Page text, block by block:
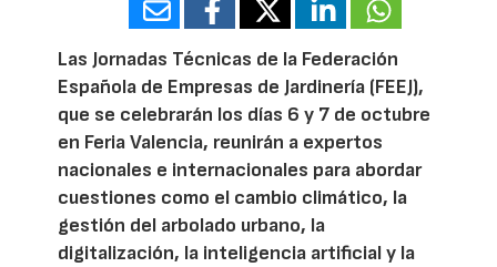
Las Jornadas Técnicas de la Federación
Española de Empresas de Jardinería (FEEJ),
que se celebrarán los días 6 y 7 de octubre
en Feria Valencia, reunirán a expertos
nacionales e internacionales para abordar
cuestiones como el cambio climático, la
gestión del arbolado urbano, la
digitalización, la inteligencia artificial y la